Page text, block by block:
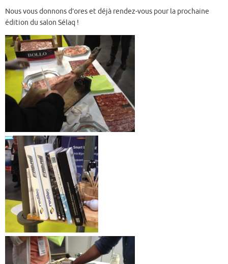
Nous vous donnons d’ores et déjà rendez-vous pour la prochaine
édition du salon Sélaq !